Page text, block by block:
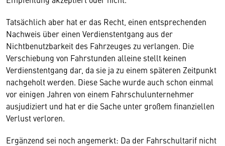
Tatsächlich aber hat er das Recht, einen entsprechenden
Nachweis über einen Verdienstentgang aus der
Nichtbenutzbarkeit des Fahrzeuges zu verlangen. Die
Verschiebung von Fahrstunden alleine stellt keinen
Verdienstentgang dar, da sie ja zu einem späteren Zeitpunkt
nachgeholt werden. Diese Sache wurde auch schon einmal
vor einigen Jahren von einem Fahrschulunternehmer
ausjudiziert und hat er die Sache unter großem finanziellen
Verlust verloren.
Ergänzend sei noch angemerkt: Da der Fahrschultarif nicht